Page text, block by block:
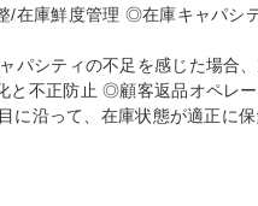
/在庫鮮度管理 ◎在庫キャパシ
パシティの不足を感じた場合
と不正防止 ◎顧客返品オペレ
に沿って、在庫状態が適正に